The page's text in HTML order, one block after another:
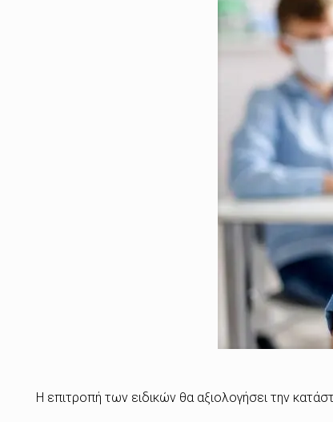
H επιτροπή των ειδικών θα αξιολογήσει την